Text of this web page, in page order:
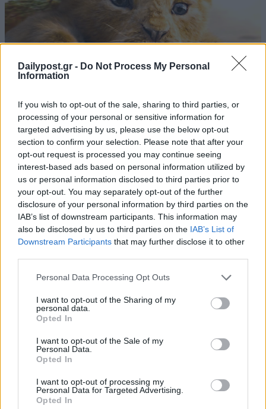
Dailypost.gr - Do Not Process My Personal
Information
If you wish to opt-out of the sale, sharing to third parties, or
processing of your personal or sensitive information for
targeted advertising by us, please use the below opt-out
section to confirm your selection. Please note that after your
opt-out request is processed you may continue seeing
interest-based ads based on personal information utilized by
us or personal information disclosed to third parties prior to
your opt-out. You may separately opt-out of the further
disclosure of your personal information by third parties on the
IAB’s list of downstream participants. This information may
also be disclosed by us to third parties on the IAB’s List of
Downstream Participants that may further disclose it to other
Personal Data Processing Opt Outs
I want to opt-out of the Sharing of my
personal data.
Opted In
I want to opt-out of the Sale of my
Personal Data.
Opted In
I want to opt-out of processing my
Personal Data for Targeted Advertising.
Opted In